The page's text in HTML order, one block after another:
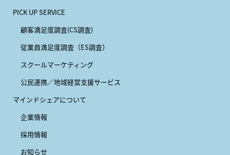
PICK UP SERVICE
顧客満足度調査(CS調査)
従業員満足度調査（ES調査）
スクールマーケティング
公民連携／地域経営支援サービス
マインドシェアについて
企業情報
採用情報
お知らせ